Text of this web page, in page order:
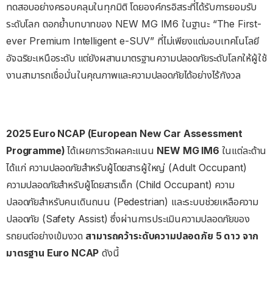
ทดสอบอย่างครอบคลุมในทุกมิติ โดยองค์กรอิสระที่ได้รับการยอมรับ
ระดับโลก ตอกย้ำบทบาทของ NEW MG IM6 ในฐานะ “The First-
ever Premium Intelligent e-SUV” ที่ไม่เพียงแต่มอบเทคโนโลยี
อัจฉริยะเหนือระดับ แต่ยังผสานมาตรฐานความปลอดภัยระดับโลกให้ผู้ใช้
งานสามารถเชื่อมั่นในคุณภาพและความปลอดภัยได้อย่างไร้กังวล
2025 Euro NCAP (European New Car Assessment
Programme)ได้เผยการวัดผลคะแนน NEW MG IM6 ในแต่ละด้าน
ได้แก่ ความปลอดภัยสำหรับผู้โดยสารผู้ใหญ่ (Adult Occupant)
ความปลอดภัยสำหรับผู้โดยสารเด็ก (Child Occupant) ความ
ปลอดภัยสำหรับคนเดินถนน (Pedestrian) และระบบช่วยเหลือความ
ปลอดภัย (Safety Assist) ซึ่งผ่านการประเมินความปลอดภัยของ
รถยนต์อย่างเข้มงวด สามารถคว้าระดับความปลอดภัย 5 ดาว จาก
มาตรฐาน Euro NCAP ดังนี้